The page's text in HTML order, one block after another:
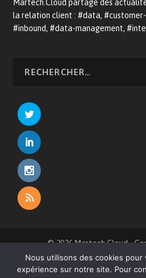
Martech.Cloud partage des
la relation client : #data,
#inbound, #data-management,
© 2026 Martech.Cloud -
À propos CRM E-
Nous utilisons des cookies pour
expérience sur notre site. Pour